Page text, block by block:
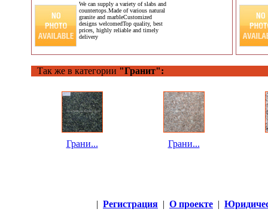
We can supply a variety of slabs and
countertops.Made of various natural
granite and marbleCustomized
designs welcomedTop quality, best
prices, highly reliable and timely
delivery
Так же в категории "Гранит":
Грани... Грани...
| Регистрация | О проекте |